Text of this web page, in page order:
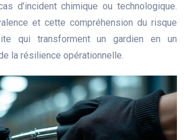
d’incident chimique ou technologique.
et cette compréhension du risque
qui transforment un gardien en un
la résilience opérationnelle.